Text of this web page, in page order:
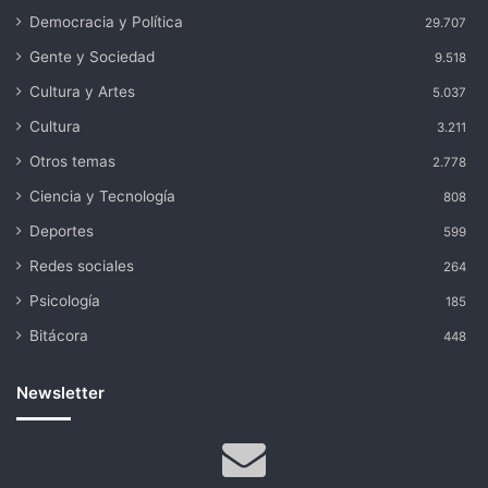
Democracia y Política 29.707
Gente y Sociedad 9.518
Cultura y Artes 5.037
Cultura 3.211
Otros temas 2.778
Ciencia y Tecnología 808
Deportes 599
Redes sociales 264
Psicología 185
Bitácora 448
Newsletter